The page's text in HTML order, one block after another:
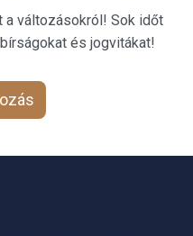
a változásokról! Sok időt
és jogvitákat!